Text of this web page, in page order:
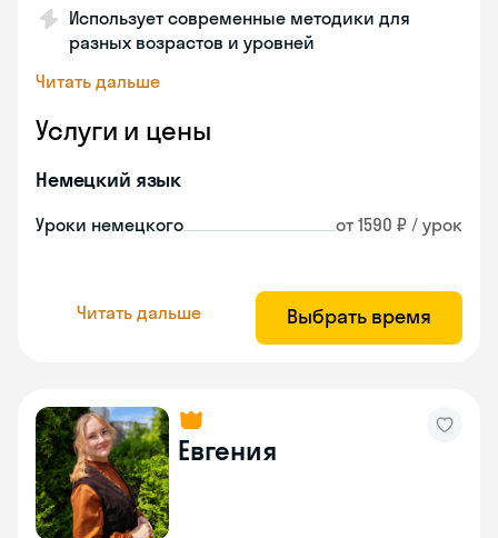
Использует современные методики для
разных возрастов и уровней
Читать дальше
Услуги и цены
Немецкий язык
Уроки немецкого от 1590 ₽ / урок
Читать дальше Выбрать время
Евгения